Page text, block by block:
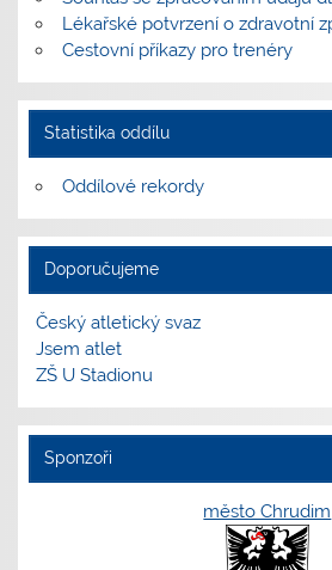
Lékařské potvrzení o zdravotní
Cestovní příkazy pro trenéry
Statistika oddílu
Oddílové rekordy
Doporučujeme
Český atletický svaz
Jsem atlet
ZŠ U Stadionu
Sponzoři
město Chrudim